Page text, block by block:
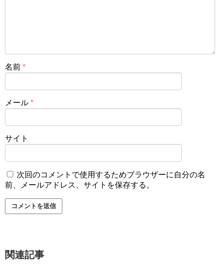
名前 *
メール *
サイト
次回のコメントで使用するためブラウザーに自分の名
前、メールアドレス、サイトを保存する。
関連記事